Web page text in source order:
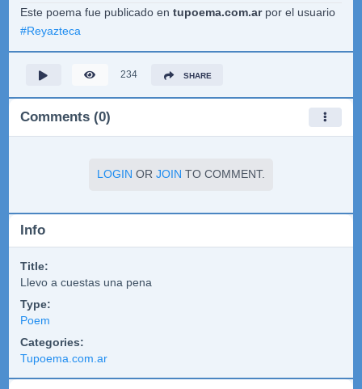
Este poema fue publicado en tupoema.com.arpor el usuario
#Reyazteca
234 SHARE
Comments (0)
LOGIN OR JOIN TO COMMENT.
Info
Title:
Llevo a cuestas una pena
Type:
Poem
Categories:
Tupoema.com.ar